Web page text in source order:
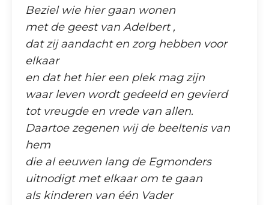
Beziel wie hier gaan wonen
met de geest van Adelbert ,
dat zij aandacht en zorg hebben voor
elkaar
en dat het hier een plek mag zijn
waar leven wordt gedeeld en gevierd
tot vreugde en vrede van allen.
Daartoe zegenen wij de beeltenis van
hem
die al eeuwen lang de Egmonders
uitnodigt met elkaar om te gaan
als kinderen van één Vader